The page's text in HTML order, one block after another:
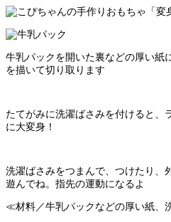
牛乳パックを開いた裏などの厚い紙
を描いて切り取ります
たてがみに洗濯ばさみを付けると、
に大変身！
洗濯ばさみをつまんで、つけたり、
遊んでね。指先の運動になるよ
≪材料／牛乳パックなどの厚い紙、